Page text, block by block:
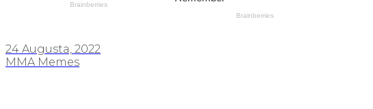
24 Augusta, 2022
MMA Memes